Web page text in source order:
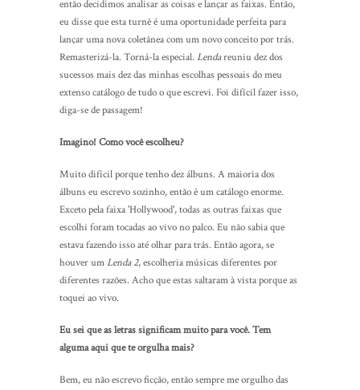
então decidimos analisar as coisas e lançar as faixas. Então,
eu disse que esta turnê é uma oportunidade perfeita para
lançar uma nova coletânea com um novo conceito por trás.
Remasterizá-la. Torná-la especial. Lendareuniu dez dos
sucessos mais dez das minhas escolhas pessoais do meu
extenso catálogo de tudo o que escrevi. Foi difícil fazer isso,
diga-se de passagem!
Imagino! Como você escolheu?
Muito difícil porque tenho dez álbuns. A maioria dos
álbuns eu escrevo sozinho, então é um catálogo enorme.
Exceto pela faixa 'Hollywood', todas as outras faixas que
escolhi foram tocadas ao vivo no palco. Eu não sabia que
estava fazendo isso até olhar para trás. Então agora, se
houver umLenda 2, escolheria músicas diferentes por
diferentes razões. Acho que estas saltaram à vista porque as
toquei ao vivo.
Eu sei que as letras significam muito para você. Tem
alguma aqui que te orgulha mais?
Bem, eu não escrevo ficção, então sempre me orgulho das